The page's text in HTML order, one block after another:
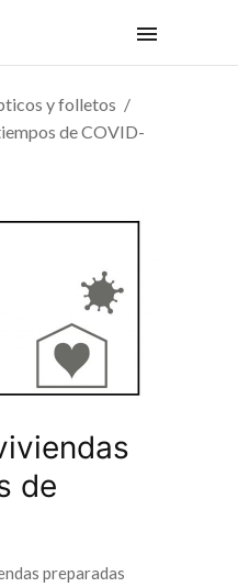
y folletos
de COVID-
de
preparadas